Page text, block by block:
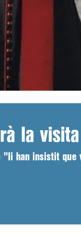
la
"li han insistit que